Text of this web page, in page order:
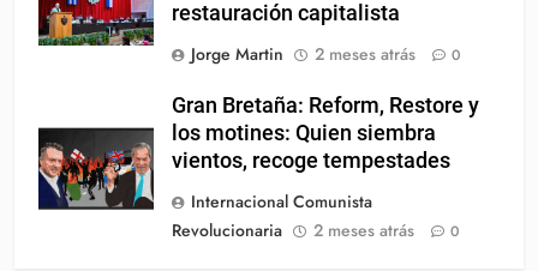
restauración capitalista
Jorge Martin
2 meses atrás 0
Gran Bretaña: Reform, Restore y
los motines: Quien siembra
vientos, recoge tempestades
Internacional Comunista
Revolucionaria
2 meses atrás 0